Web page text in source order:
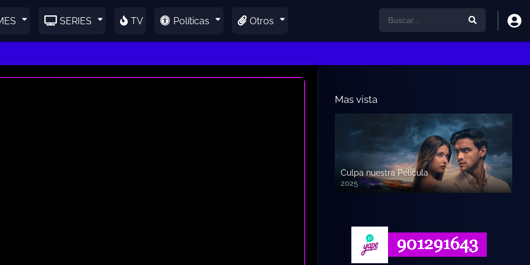
SERIES TV Políticas Otros
Mas vista
Culpa nuestra Pelicula
2025
720p HD